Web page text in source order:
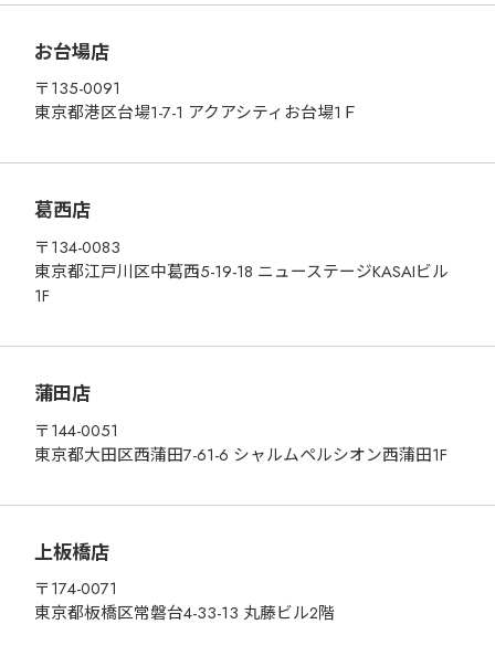
お台場店
〒135-0091
東京都港区台場1-7-1 アクアシティお台場1Ｆ
葛西店
〒134-0083
東京都江戸川区中葛西5-19-18 ニューステージKASAIビル
1F
蒲田店
〒144-0051
東京都大田区西蒲田7-61-6 シャルムペルシオン西蒲田1F
上板橋店
〒174-0071
東京都板橋区常磐台4-33-13 丸藤ビル2階